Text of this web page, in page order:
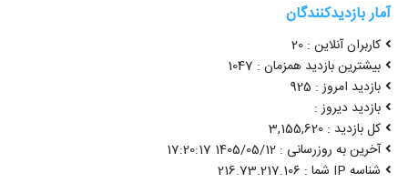
آمار بازدیدکنندگان
کاربران آنلاین : 20
بیشترین بازدید همزمان : 1047
بازدید امروز : 925
بازدید دیروز :
کل بازدید : 3,155,620
آخرین به روزرسانی : 1405/05/12 17:20:17
شناسه IP شما : 216.73.217.106